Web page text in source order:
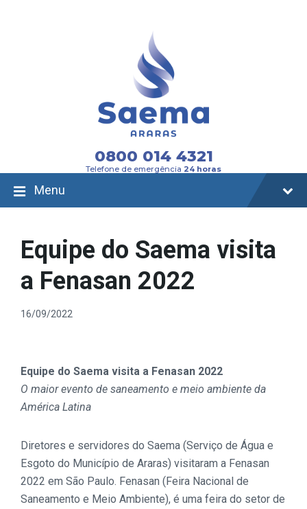
0800 014 4321
Telefone de emergência 24 horas
Menu
Equipe do Saema visita
a Fenasan 2022
16/09/2022
Equipe do Saema visita a Fenasan 2022
O maior evento de saneamento e meio ambiente da
América Latina
Diretores e servidores do Saema (Serviço de Água e
Esgoto do Município de Araras) visitaram a Fenasan
2022 em São Paulo. Fenasan (Feira Nacional de
Saneamento e Meio Ambiente), é uma feira do setor de